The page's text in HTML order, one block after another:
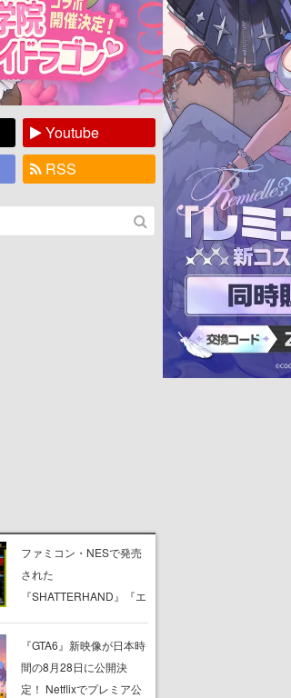
Youtube
RSS
ファミコン・NESで発売
された
『SHATTERHAND』『エ
『ふしぎなブロビー ブロ
バニアの危機』が
Nintendo Switchで復刻。
『GTA6』新映像が日本時
間の8月28日に公開決
定！ Netflixでプレミア公